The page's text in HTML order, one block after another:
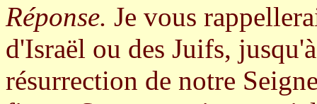
Réponse. Je vous
d'Israël ou des Juifs,
résurrection de notre